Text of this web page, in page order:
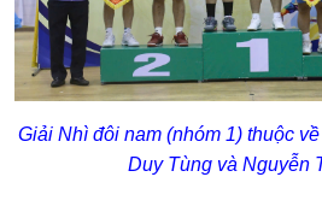
Giải Nhì đôi nam (nhóm 1) thuộc
Duy Tùng và Nguyễn